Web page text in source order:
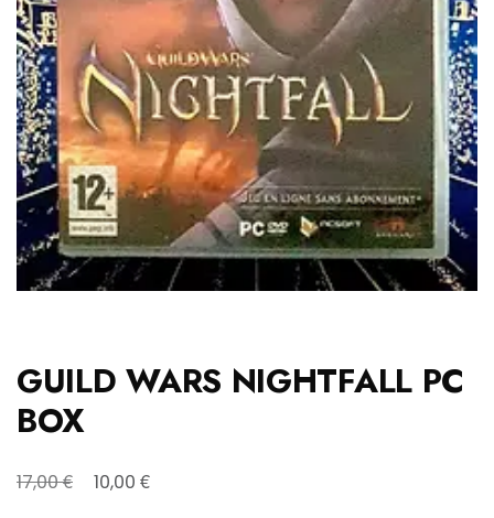
GUILD WARS NIGHTFALL PC
BOX
17,00€
Original
10,00 €Η